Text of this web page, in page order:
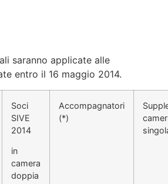
saranno applicate alle
entro il 16 maggio 2014.
Soci
SIVE
2014
in
camera
doppia
Accompagnatori
(*)